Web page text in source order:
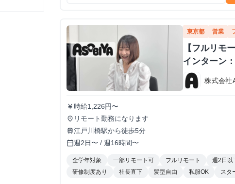
東京都 営業
【フルリモ
インターン
株式会社
currency_yen時給1,226円〜
place リモート勤務になります
train江戸川橋駅から徒歩5分
calendar_today週2日〜 / 週16時間〜
全学年対象 一部リモート可 フルリモート 週2日以
研修制度あり
社長直下 髪型自由 私服OK スタ